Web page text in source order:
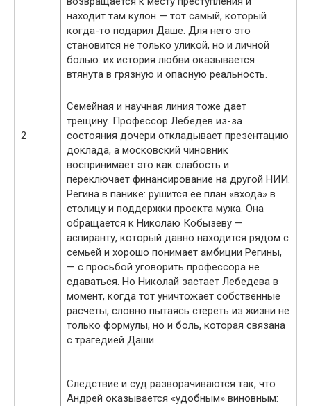
2
находит там кулон — тот самый, который
когда-то подарил Даше. Для него это
становится не только уликой, но и личной
болью: их история любви оказывается
втянута в грязную и опасную реальность.
Семейная и научная линия тоже дает
трещину. Профессор Лебедев из-за
состояния дочери откладывает презентацию
доклада, а московский чиновник
воспринимает это как слабость и
переключает финансирование на другой НИИ.
Регина в панике: рушится ее план «входа» в
столицу и поддержки проекта мужа. Она
обращается к Николаю Кобызеву —
аспиранту, который давно находится рядом с
семьей и хорошо понимает амбиции Регины,
— с просьбой уговорить профессора не
сдаваться. Но Николай застает Лебедева в
момент, когда тот уничтожает собственные
расчеты, словно пытаясь стереть из жизни не
только формулы, но и боль, которая связана
с трагедией Даши.
Следствие и суд разворачиваются так, что
Андрей оказывается «удобным» виновным: